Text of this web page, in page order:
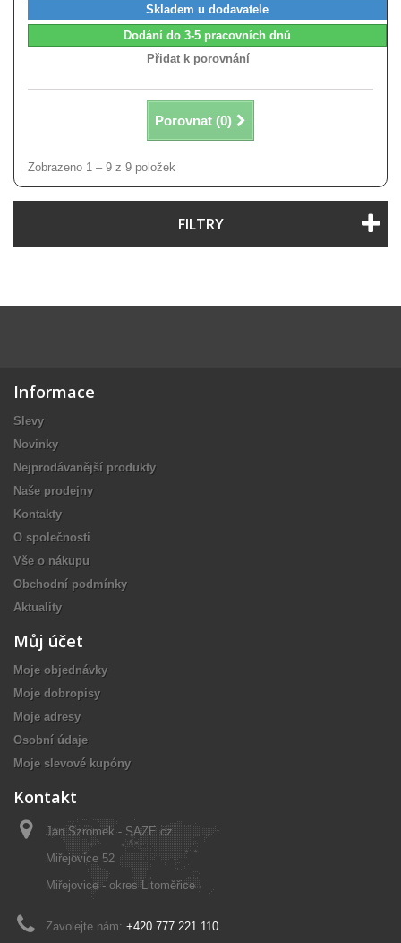
Skladem u dodavatele
Dodání do 3-5 pracovních dnů
Přidat k porovnání
Porovnat (0)
Zobrazeno 1 – 9 z 9 položek
FILTRY
Informace
Slevy
Novinky
Nejprodávanější produkty
Naše prodejny
Kontakty
O společnosti
Vše o nákupu
Obchodní podmínky
Aktuality
Můj účet
Moje objednávky
Moje dobropisy
Moje adresy
Osobní údaje
Moje slevové kupóny
Kontakt
Jan Szromek - SAZE.cz
Miřejovice 52
Miřejovice - okres Litoměřice
Zavolejte nám: +420 777 221 110